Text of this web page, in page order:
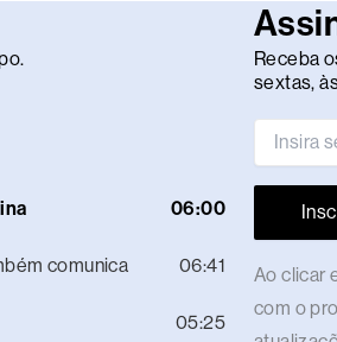
06:00
comunica 06:41
05:25
Receba
sextas,
Ao clicar
com o